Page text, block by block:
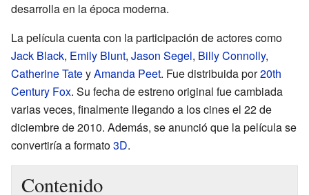
desarrolla en la época moderna.
La película cuenta con la participación de actores como
Jack Black, Emily Blunt, Jason Segel, Billy Connolly,
Catherine TateyAmanda Peet. Fue distribuida por20th
Century Fox. Su fecha de estreno original fue cambiada
varias veces, finalmente llegando a los cines el 22 de
diciembre de 2010. Además, se anunció que la película se
convertiría a formato3D.
Contenido